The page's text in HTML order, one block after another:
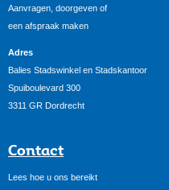
Aanvragen, doorgeven of
een afspraak maken
Adres
Balies Stadswinkel en Stadskantoor
Spuiboulevard 300
3311 GR Dordrecht
Contact
Lees hoe u ons bereikt